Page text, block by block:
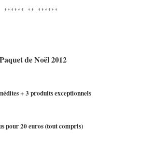
****** ** ******
Paquet de Noël 2012
+ 3 produits exceptionnels
pour 20 euros (tout compris)